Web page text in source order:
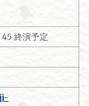
終演予定